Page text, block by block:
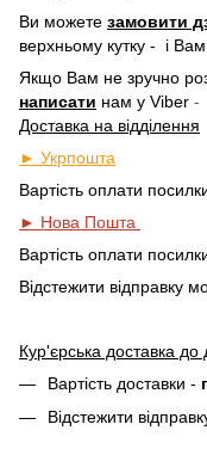
Ви можете замовити
верхньому кутку -
і
Якщо Вам не зручно
написати нам у Viber -
Доставка на відділення
► Укрпошта
Вартість оплати
► Нова Пошта
Вартість оплати
Відстежити відправку
Кур'єрська доставка
Вартість доставки -
Відстежити